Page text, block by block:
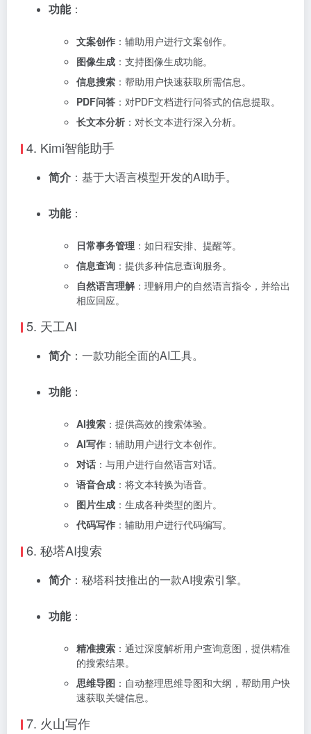
功能：
文案创作 ：辅助用户进行文案创作。
图像生成 ：支持图像生成功能。
信息搜索 ：帮助用户快速获取所需信息。
PDF问答 ：对PDF文档进行问答式的信息提取。
长文本分析 ：对长文本进行深入分析。
4. Kimi智能助手
简介 ：基于大语言模型开发的AI助手。
功能：
日常事务管理 ：如日程安排、提醒等。
信息查询 ：提供多种信息查询服务。
自然语言理解：理解用户的自然语言指令，并给出
相应回应。
5. 天工AI
简介 ：一款功能全面的AI工具。
功能：
AI搜索 ：提供高效的搜索体验。
AI写作 ：辅助用户进行文本创作。
对话 ：与用户进行自然语言对话。
语音合成 ：将文本转换为语音。
图片生成 ：生成各种类型的图片。
代码写作 ：辅助用户进行代码编写。
6. 秘塔AI搜索
简介 ：秘塔科技推出的一款AI搜索引擎。
功能：
精准搜索 ：通过深度解析用户查询意图，提供精准
的搜索结果。
思维导图 ：自动整理思维导图和大纲，帮助用户快
速获取关键信息。
7. 火山写作